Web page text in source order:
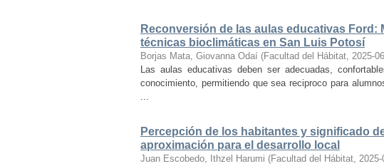
Reconversión de las aulas educativas
técnicas bioclimáticas en San Luis Potosí
Borjas Mata, Giovanna Odaí (Facultad del Hábitat, 2025-
Las aulas educativas deben ser adecuadas,
conocimiento, permitiendo que sea reciproco para
...
Percepción de los habitantes y significado
aproximación para el desarrollo local
Juan Escobedo, Ithzel Harumi (Facultad del Hábitat, 2025-